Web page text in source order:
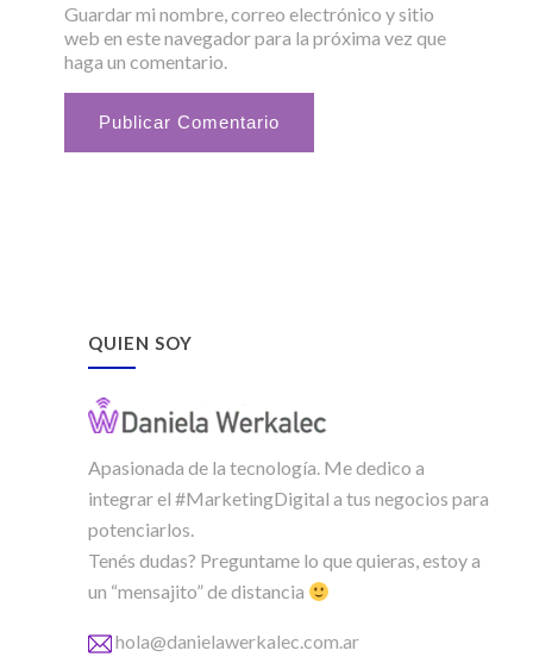
Guardar mi nombre, correo electrónico y sitio
web en este navegador para la próxima vez que
haga un comentario.
QUIEN SOY
Apasionada de la tecnología. Me dedico a
integrar el #MarketingDigital a tus negocios para
potenciarlos.
Tenés dudas? Preguntame lo que quieras, estoy a
un “mensajito” de distancia
hola@danielawerkalec.com.ar